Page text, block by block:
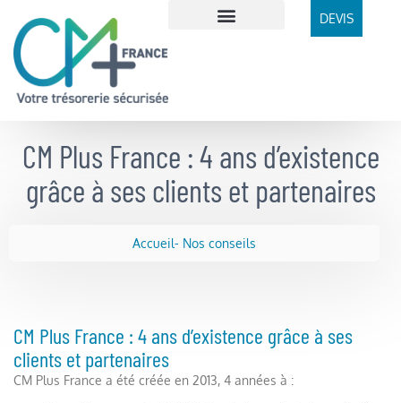
DEVIS
CM Plus France : 4 ans d’existence
grâce à ses clients et partenaires
Accueil- Nos conseils
CM Plus France : 4 ans d’existence grâce à ses
clients et partenaires
CM Plus France a été créée en 2013, 4 années à :